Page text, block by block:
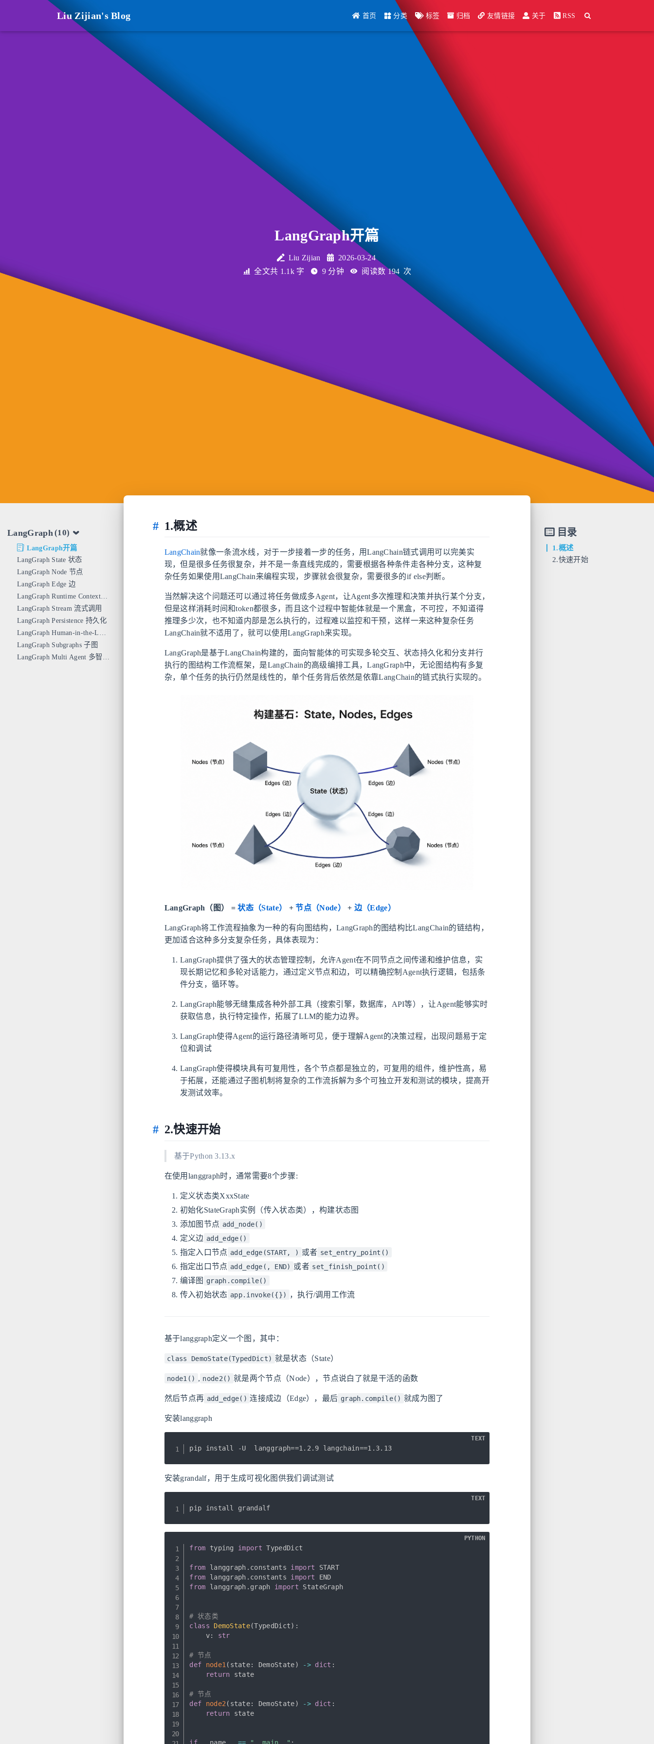
Liu Zijian's Blog 首页 分类 标签 归档 友情链接 关于 RSS
LangGraph开篇
Liu Zijian
2026-03-24
全文共 1.1k 字
9 分钟 阅读数 194 次
LangGraph (10)
LangGraph开篇
LangGraph State 状态
LangGraph Node 节点
LangGraph Edge 边
LangGraph Stream 流式调用
LangGraph Persistence 持久化
LangGraph Subgraphs 子图
1.概述
LangChain就像一条流水线，对于一步接着一步的任务，用LangChain链式调用可以完美实
现，但是很多任务很复杂，并不是一条直线完成的，需要根据各种条件走各种分支，这种复
杂任务如果使用LangChain来编程实现，步骤就会很复杂，需要很多的if else判断。
当然解决这个问题还可以通过将任务做成多Agent，让Agent多次推理和决策并执行某个分支，
但是这样消耗时间和token都很多，而且这个过程中智能体就是一个黑盒，不可控，不知道得
推理多少次，也不知道内部是怎么执行的，过程难以监控和干预，这样一来这种复杂任务
LangChain就不适用了，就可以使用LangGraph来实现。
LangGraph是基于LangChain构建的，面向智能体的可实现多轮交互、状态持久化和分支并行
执行的图结构工作流框架，是LangChain的高级编排工具，LangGraph中，无论图结构有多复
杂，单个任务的执行仍然是线性的，单个任务背后依然是依靠LangChain的链式执行实现的。
LangGraph（图） =状态（State） +节点（Node） + 边（Edge）
LangGraph将工作流程抽象为一种的有向图结构，LangGraph的图结构比LangChain的链结构，
更加适合这种多分支复杂任务，具体表现为：
LangGraph提供了强大的状态管理控制，允许Agent在不同节点之间传递和维护信息，实
现长期记忆和多轮对话能力，通过定义节点和边，可以精确控制Agent执行逻辑，包括条
件分支，循环等。
LangGraph能够无缝集成各种外部工具（搜索引擎，数据库，API等），让Agent能够实时
获取信息，执行特定操作，拓展了LLM的能力边界。
LangGraph使得Agent的运行路径清晰可见，便于理解Agent的决策过程，出现问题易于定
位和调试
LangGraph使得模块具有可复用性，各个节点都是独立的，可复用的组件，维护性高，易
于拓展，还能通过子图机制将复杂的工作流拆解为多个可独立开发和测试的模块，提高开
发测试效率。
2.快速开始
基于Python 3.13.x
在使用langgraph时，通常需要8个步骤:
定义状态类XxxState
初始化StateGraph实例（传入状态类），构建状态图
添加图节点 add_node()
定义边 add_edge()
指定入口节点 add_edge(START, ) 或者 set_entry_point()
指定出口节点 add_edge(, END) 或者 set_finish_point()
编译图 graph.compile()
传入初始状态 app.invoke({}) ，执行/调用工作流
基于langgraph定义一个图，其中：
class DemoState(TypedDict) 就是状态（State）
node1() , node2() 就是两个节点（Node），节点说白了就是干活的函数
然后节点再 add_edge() 连接成边（Edge），最后 graph.compile() 就成为图了
安装langgraph
pip install -U  langgraph==1.2.9 langchain==1.3.13
TEXT
安装grandalf，用于生成可视化图供我们调试测试
pip install grandalf
TEXT
from typing import TypedDict
from langgraph . constants import
from langgraph . constants import
from langgraph . graph import StateGraph
# 状态类
class
DemoState(TypedDict) :
    v
: str
# 节点
def
node1( state: DemoState) -> dict :
return state
# 节点
def
node2( state: DemoState) -> dict :
return state
PYTHON
目录
1.概述
2.快速开始